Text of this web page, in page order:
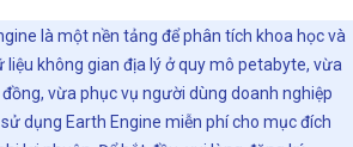
là một nền tảng để phân tích khoa học và
không gian địa lý ở quy mô petabyte, vừa
vừa phục vụ người dùng doanh nghiệp
dụng Earth Engine miễn phí cho mục đích